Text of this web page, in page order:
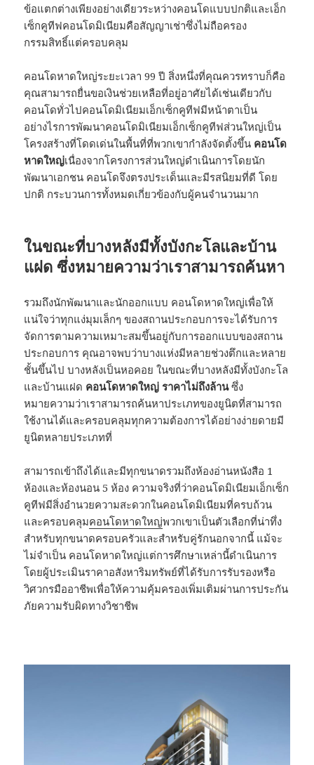
ข้อแตกต่างเพียงอย่างเดียวระหว่างคอนโดแบบปกติและเอ็ก
เซ็กคูทีฟคอนโดมิเนียมคือสัญญาเช่าซึ่งไม่ถือครอง
กรรมสิทธิ์แต่ครอบคลุม
คอนโดหาดใหญ่ระยะเวลา 99 ปี สิ่งหนึ่งที่คุณควรทราบก็คือ
คุณสามารถยื่นขอเงินช่วยเหลือที่อยู่อาศัยได้เช่นเดียวกับ
คอนโดทั่วไปคอนโดมิเนียมเอ็กเซ็กคูทีฟมีหน้าตาเป็น
อย่างไรการพัฒนาคอนโดมิเนียมเอ็กเซ็กคูทีฟส่วนใหญ่เป็น
โครงสร้างที่โดดเด่นในพื้นที่ที่พวกเขากำลังจัดตั้งขึ้น คอนโด
หาดใหญ่เนื่องจากโครงการส่วนใหญ่ดำเนินการโดยนัก
พัฒนาเอกชน คอนโดจึงตรงประเด็นและมีรสนิยมที่ดี โดย
ปกติ กระบวนการทั้งหมดเกี่ยวข้องกับผู้คนจำนวนมาก
ในขณะที่บางหลังมีทั้งบังกะโลและบ้าน
แฝด ซึ่งหมายความว่าเราสามารถค้นหา
รวมถึงนักพัฒนาและนักออกแบบ คอนโดหาดใหญ่เพื่อให้
แน่ใจว่าทุกแง่มุมเล็กๆ ของสถานประกอบการจะได้รับการ
จัดการตามความเหมาะสมขึ้นอยู่กับการออกแบบของสถาน
ประกอบการ คุณอาจพบว่าบางแห่งมีหลายช่วงตึกและหลาย
ชั้นขึ้นไป บางหลังเป็นหอคอย ในขณะที่บางหลังมีทั้งบังกะโล
และบ้านแฝด คอนโดหาดใหญ่ ราคาไม่ถึงล้านซึ่ง
หมายความว่าเราสามารถค้นหาประเภทของยูนิตที่สามารถ
ใช้งานได้และครอบคลุมทุกความต้องการได้อย่างง่ายดายมี
ยูนิตหลายประเภทที่
สามารถเข้าถึงได้และมีทุกขนาดรวมถึงห้องอ่านหนังสือ 1
ห้องและห้องนอน 5 ห้อง ความจริงที่ว่าคอนโดมิเนียมเอ็กเซ็ก
คูทีฟมีสิ่งอำนวยความสะดวกในคอนโดมิเนียมที่ครบถ้วน
และครอบคลุมคอนโดหาดใหญ่พวกเขาเป็นตัวเลือกที่น่าทึ่ง
สำหรับทุกขนาดครอบครัวและสำหรับคู่รักนอกจากนี้ แม้จะ
ไม่จำเป็น คอนโดหาดใหญ่แต่การศึกษาเหล่านี้ดำเนินการ
โดยผู้ประเมินราคาอสังหาริมทรัพย์ที่ได้รับการรับรองหรือ
วิศวกรมืออาชีพเพื่อให้ความคุ้มครองเพิ่มเติมผ่านการประกัน
ภัยความรับผิดทางวิชาชีพ